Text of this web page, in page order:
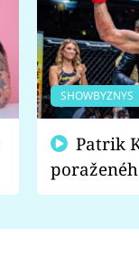
SHOWBYZNYS
fanoušci